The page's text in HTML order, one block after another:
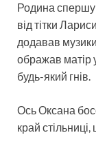
Родина спершу
від тітки
додавав
ображав матір
будь-який гнів.
Ось Оксана
край